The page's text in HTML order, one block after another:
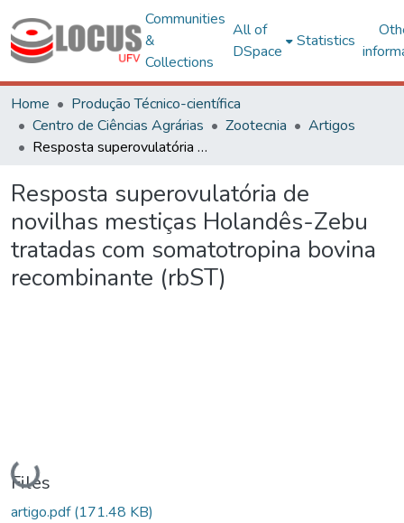
Communities
&
Collections
All of
DSpace
Statistics
Home
Produção Técnico-científica
Centro de Ciências Agrárias
Zootecnia
Artigos
Resposta superovulatória de novilhas mestiças Holandês-Zebu tratadas com somatotropina bovina recombinante (rbST)
Resposta superovulatória de
novilhas mestiças Holandês-Zebu
tratadas com somatotropina bovina
recombinante (rbST)
Loading...
Files
artigo.pdf(171.48 KB)